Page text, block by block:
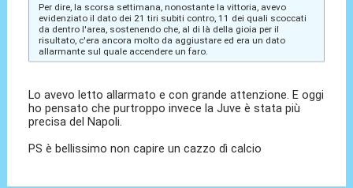
Per dire, la scorsa settimana, nonostante la vittoria, avevo
evidenziato il dato dei 21 tiri subiti contro, 11 dei quali scoccati
da dentro l'area, sostenendo che, al di là della gioia per il
risultato, c'era ancora molto da aggiustare ed era un dato
allarmante sul quale accendere un faro.
Lo avevo letto allarmato e con grande attenzione. E oggi
ho pensato che purtroppo invece la Juve è stata più
precisa del Napoli.
PS è bellissimo non capire un cazzo dì calcio